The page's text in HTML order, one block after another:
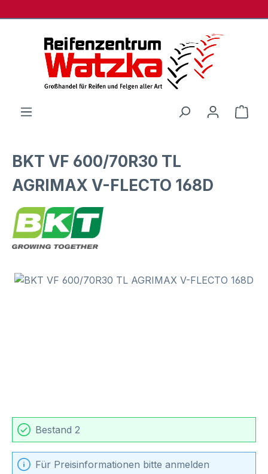
BKT VF 600/70R30 TL
AGRIMAX V-FLECTO 168D
Bildergalerie überspringen
Bestand 2
Für Preisinformationen bitte anmelden